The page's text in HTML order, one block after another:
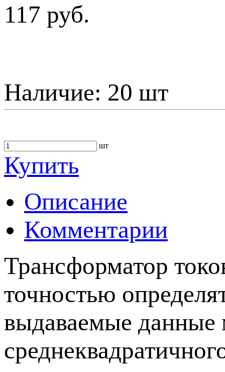
117 руб.
Наличие: 20 шт
шт
Купить
Описание
Комментарии
Трансформатор
точностью
выдаваемые данные